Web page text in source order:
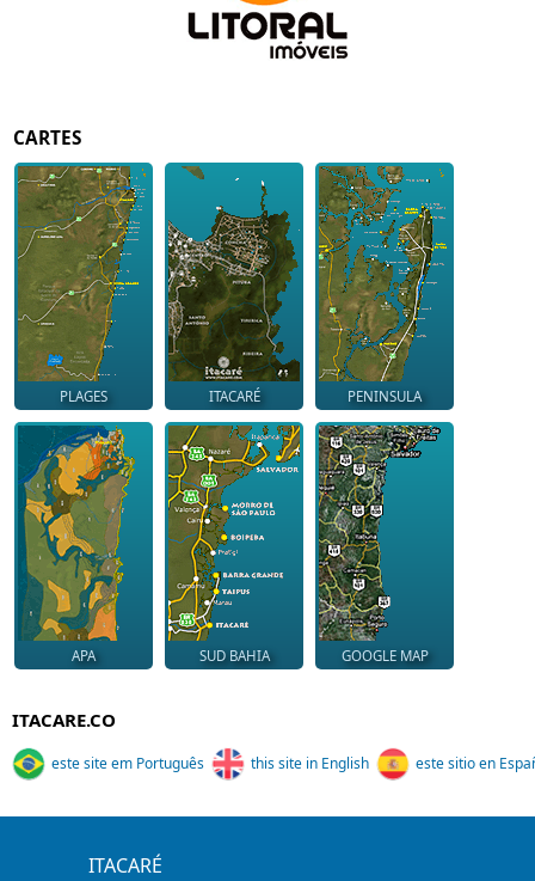
CARTES
PLAGES ITACARÉ PENINSULA
APA SUD BAHIA GOOGLE MAP
ITACARE.CO
este site em Português this site in English este sitio en
ITACARÉ